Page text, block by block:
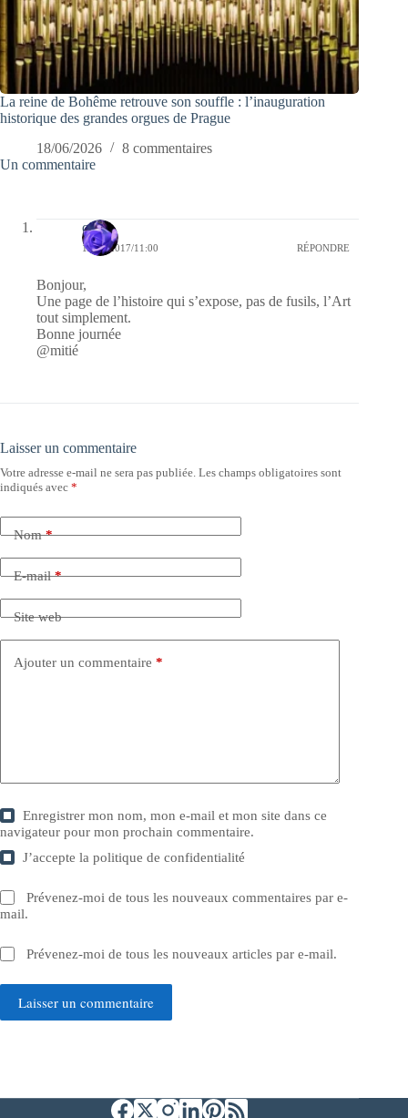
La reine de Bohême retrouve son souffle : l’inauguration
historique des grandes orgues de Prague
18/06/2026
8 commentaires
Un commentaire
covix
19/04/2017/11:00 RÉPONDRE
Bonjour,
Une page de l’histoire qui s’expose, pas de fusils, l’Art
tout simplement.
Bonne journée
@mitié
Laisser un commentaire
Votre adresse e-mail ne sera pas publiée. Les champs obligatoires sont
indiqués avec *
Nom*
E-mail*
Site web
Ajouter un commentaire *
Enregistrer mon nom, mon e-mail et mon site dans ce
navigateur pour mon prochain commentaire.
J’accepte lapolitique de confidentialité
Prévenez-moi de tous les nouveaux commentaires par e-
mail.
Prévenez-moi de tous les nouveaux articles par e-mail.
Laisser un commentaire